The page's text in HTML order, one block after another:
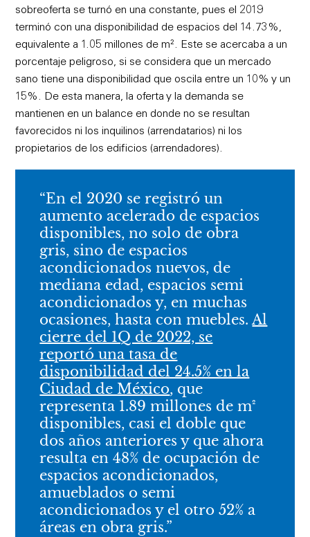
sobreoferta se turnó en una constante, pues el 2019
terminó con una disponibilidad de espacios del 14.73%,
equivalente a 1.05 millones de m². Este se acercaba a un
porcentaje peligroso, si se considera que un mercado
sano tiene una disponibilidad que oscila entre un 10% y un
15%. De esta manera, la oferta y la demanda se
mantienen en un balance en donde no se resultan
favorecidos ni los inquilinos (arrendatarios) ni los
propietarios de los edificios (arrendadores).
“En el 2020 se registró un
aumento acelerado de espacios
disponibles, no solo de obra
gris, sino de espacios
acondicionados nuevos, de
mediana edad, espacios semi
acondicionados y, en muchas
ocasiones, hasta con muebles.Al
cierre del 1Q de 2022, se
reportó una tasa de
disponibilidad del 24.5% en la
Ciudad de México, que
representa 1.89 millones de m²
disponibles, casi el doble que
dos años anteriores y que ahora
resulta en 48% de ocupación de
espacios acondicionados,
amueblados o semi
acondicionados y el otro 52% a
áreas en obra gris.”